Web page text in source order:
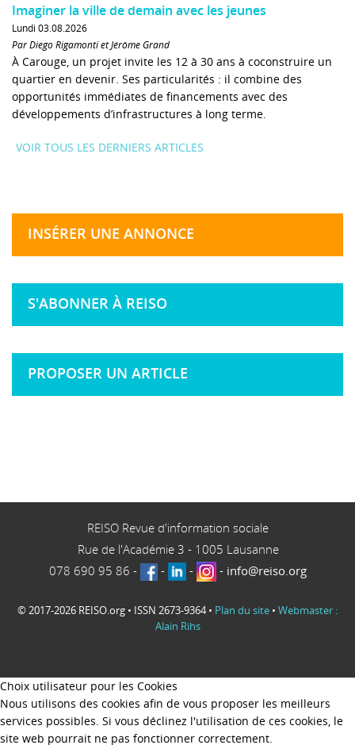
Imaginer la ville de demain avec les jeunes
Lundi 03.08.2026
Par Diego Rigamonti et Jérôme Grand
À Carouge, un projet invite les 12 à 30 ans à coconstruire un
quartier en devenir. Ses particularités : il combine des
opportunités immédiates de financements avec des
développements d’infrastructures à long terme.
VOIR TOUS LES DERNIERS ARTICLES
INSÉRER UNE ANNONCE
S'ABONNER À REISO
PROPOSER UN ARTICLE
REISO Revue d'information sociale
Rue de l'Académie 3 - 1005 Lausanne
078 690 95 86 - - - - info@reiso.org
© 2017-2026 REISO.org • ISSN 2673-9364 • Plan du site • Webmaster :
Alain Rihs
Choix utilisateur pour les Cookies
Nous utilisons des cookies afin de vous proposer les meilleurs
services possibles. Si vous déclinez l'utilisation de ces cookies, le
site web pourrait ne pas fonctionner correctement.